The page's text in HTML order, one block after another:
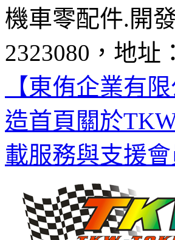
機車零配件.開
2323080，地址
【東侑企業有
造首頁 關於
載服務與支援